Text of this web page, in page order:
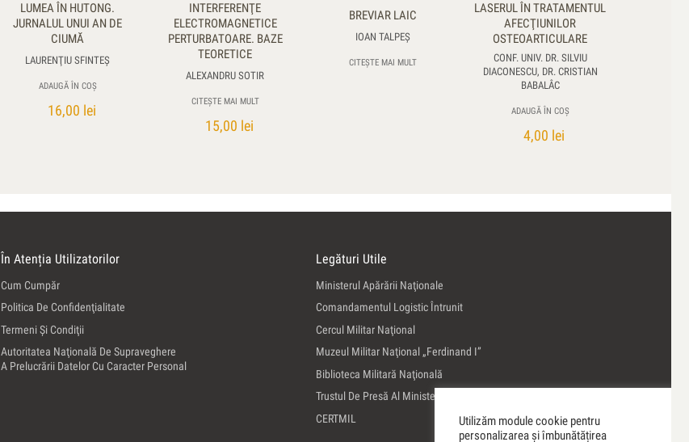
LUMEA ÎN HUTONG.
JURNALUL UNUI AN DE
CIUMĂ
LAURENŢIU SFINTEȘ
ADAUGĂ ÎN COȘ
16,00 lei
INTERFERENŢE
ELECTROMAGNETICE
PERTURBATOARE. BAZE
TEORETICE
ALEXANDRU SOTIR
CITEȘTE MAI MULT
15,00 lei
BREVIAR LAIC
IOAN TALPEŞ
CITEȘTE MAI MULT
LASERUL ÎN TRATAMENTUL
AFECŢIUNILOR
OSTEOARTICULARE
CONF. UNIV. DR. SILVIU
DIACONESCU, DR. CRISTIAN
BABALÂC
ADAUGĂ ÎN COȘ
4,00 lei
În Atenția Utilizatorilor
Cum Cumpăr
Politica De Confidenţialitate
Termeni Şi Condiţii
Autoritatea Naţională De Supraveghere
A Prelucrării Datelor Cu Caracter Personal
Legături Utile
Ministerul Apărării Naţionale
Comandamentul Logistic Întrunit
Cercul Militar Naţional
Muzeul Militar Naţional „Ferdinand I”
Biblioteca Militară Naţională
Trustul De Presă Al Ministerului Apărării Naţionale
CERTMIL
Utilizăm module cookie pentru
personalizarea și îmbunătățirea